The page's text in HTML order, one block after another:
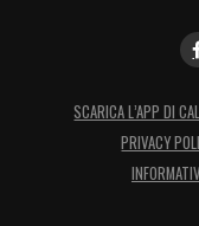
SCARICA L’APP DI
PRIVACY